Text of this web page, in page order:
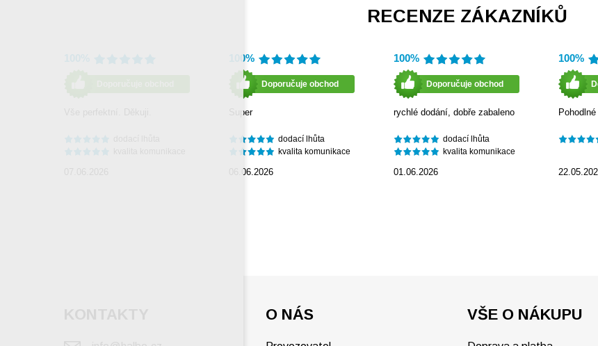
RECENZE ZÁKAZNÍKŮ
100%
Doporučuje obchod
Super
dodací lhůta
kvalita komunikace
06.06.2026
100%
Doporučuje obchod
rychlé dodání, dobře zabaleno
dodací lhůta
kvalita komunikace
01.06.2026
100%
Pohodlné
O NÁS VŠE O NÁKUPU